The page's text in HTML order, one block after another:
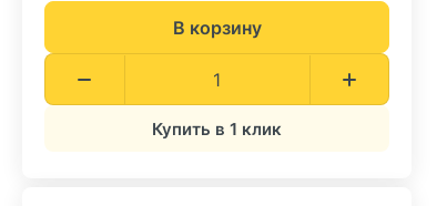
В корзину
Купить в 1 клик